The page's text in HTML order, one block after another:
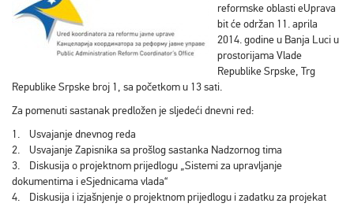
reformske oblasti eUprava
bit će održan 11. aprila
2014. godine u Banja Luci u
prostorijama Vlade
Republike Srpske, Trg
Republike Srpske broj 1, sa početkom u 13 sati.
Za pomenuti sastanak predložen je sljedeći dnevni red:
1. Usvajanje dnevnog reda
2. Usvajanje Zapisnika sa prošlog sastanka Nadzornog tima
3. Diskusija o projektnom prijedlogu „Sistemi za upravljanje
dokumentima i eSjednicama vlada“
4. Diskusija i izjašnjenje o projektnom prijedlogu i zadatku za projekat